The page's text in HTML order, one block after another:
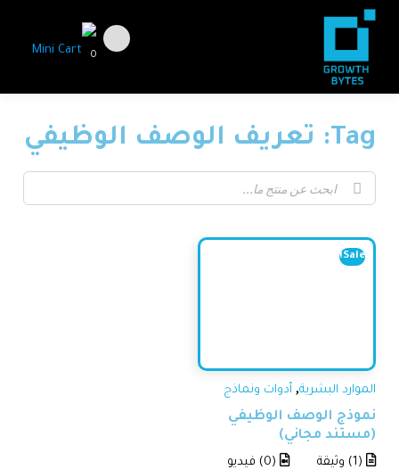
0
Tag: تعريف الوصف الوظيفي
Sale!
الموارد البشرية, أدوات ونماذج
نموذج الوصف الوظيفي
(مستند مجاني)
(0) فيديو (1) وثيقة